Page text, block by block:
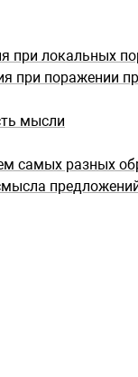
при локальных
при поражении
мысли
самых разных